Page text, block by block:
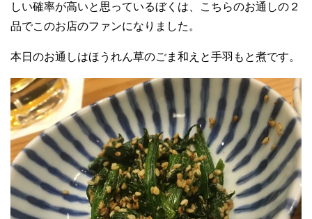
しい確率が高いと思っているぼくは、こちらのお通しの２
品でこのお店のファンになりました。
本日のお通しはほうれん草のごま和えと手羽もと煮です。